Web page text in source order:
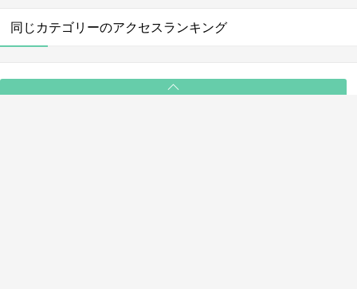
同じカテゴリーのアクセスランキング